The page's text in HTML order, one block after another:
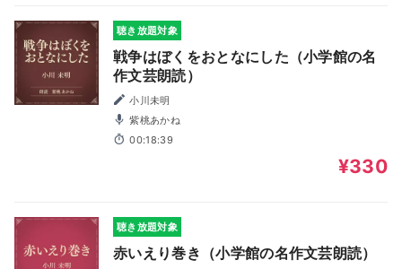
聴き放題対象
戦争はぼくをおとなにした（小学館の名
作文芸朗読）
小川未明
紫桃あかね
00:18:39
¥330
聴き放題対象
赤いえり巻き（小学館の名作文芸朗読）